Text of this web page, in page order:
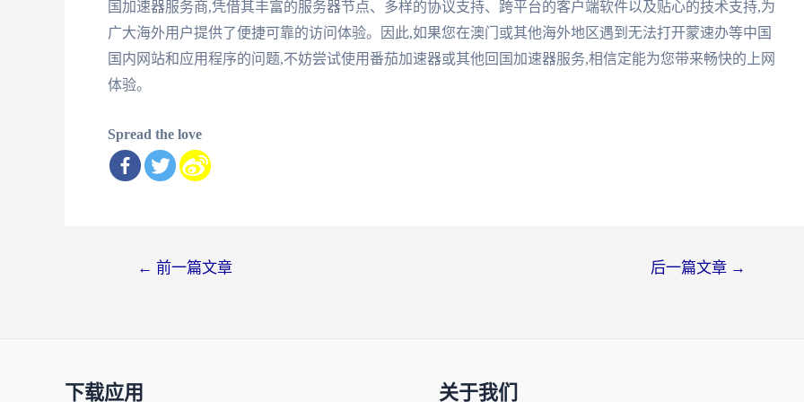
国加速器服务商,凭借其丰富的服务器节点、多样的协议支持、跨平台的客户端软件以及贴心的技术支持,为
广大海外用户提供了便捷可靠的访问体验。因此,如果您在澳门或其他海外地区遇到无法打开蒙速办等中国
国内网站和应用程序的问题,不妨尝试使用番茄加速器或其他回国加速器服务,相信定能为您带来畅快的上网
体验。
Spread the love
← 前一篇文章 后一篇文章 →
下载应用 关于我们